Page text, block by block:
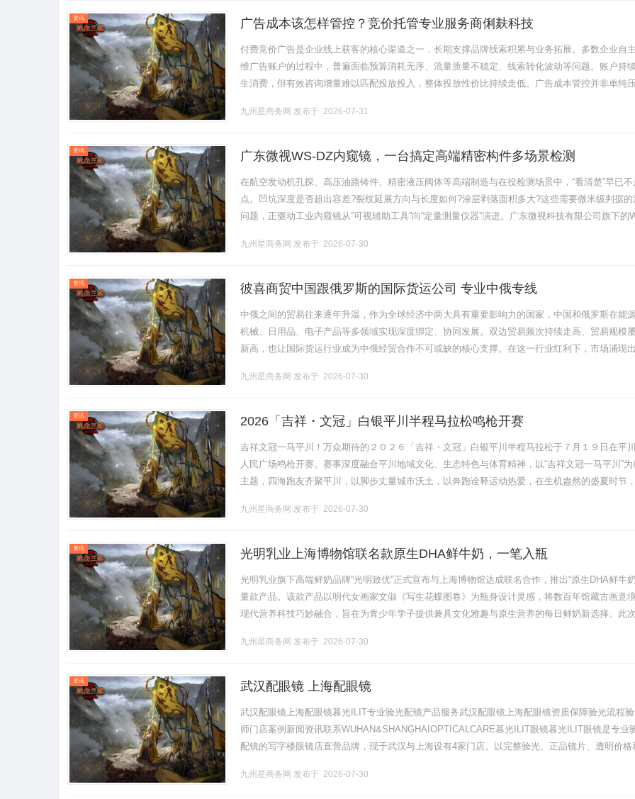
资讯 广告成本该怎样管控？竞价托管专业服务商俐麸科技
付费竞价广告是企业线上获客的核心渠道之一，长期支撑品牌线索积累与业务拓展。多数企业自
维广告账户的过程中，普遍面临预算消耗无序、流量质量不稳定、线索转化波动等问题。账户持
生消费，但有效咨询增量难以匹配投放投入，整体投放性价比持续走低。广告成本管控并非单纯
依托标准.........
九州星商务网 发布于 2026-07-31
资讯 广东微视WS-DZ内窥镜，一台搞定高端精密构件多场景检测
在航空发动机孔探、高压油路铸件、精密液压阀体等高端制造与在役检测场景中，“看清楚”早已不
点。凹坑深度是否超出容差?裂纹延展方向与长度如何?涂层剥落面积多大?这些需要微米级判据的
问题，正驱动工业内窥镜从“可视辅助工具”向“定量测量仪器”演进。广东微视科技有限公司旗下的
九州星商务网 发布于 2026-07-30
资讯 彼喜商贸中国跟俄罗斯的国际货运公司 专业中俄专线
中俄之间的贸易往来逐年升温，作为全球经济中两大具有重要影响力的国家，中国和俄罗斯在能源
机械、日用品、电子产品等多领域实现深度绑定、协同发展。双边贸易频次持续走高、贸易规模
新高，也让国际货运行业成为中俄经贸合作不可或缺的核心支撑。在这一行业红利下，市场涌现
九州星商务网 发布于 2026-07-30
资讯 2026「吉祥・文冠」白银平川半程马拉松鸣枪开赛
吉祥文冠一马平川！万众期待的２０２６「吉祥・文冠」白银平川半程马拉松于７月１９日在平
人民广场鸣枪开赛。赛事深度融合平川地域文化、生态特色与体育精神，以“吉祥文冠一马平川”
主题，四海跑友齐聚平川，以脚步丈量城市沃土，以奔跑诠释运动热爱，在生机盎然的盛夏时节
民政.........
九州星商务网 发布于 2026-07-30
资讯 光明乳业上海博物馆联名款原生DHA鲜牛奶，一笔入瓶
光明乳业旗下高端鲜奶品牌“光明致优”正式宣布与上海博物馆达成联名合作，推出“原生DHA鲜牛
量款产品。该款产品以明代女画家文俶《写生花蝶图卷》为瓶身设计灵感，将数百年馆藏古画意
现代营养科技巧妙融合，旨在为青少年学子提供兼具文化雅趣与原生营养的每日鲜奶新选择。此
行.........
九州星商务网 发布于 2026-07-30
资讯 武汉配眼镜 上海配眼镜
武汉配眼镜上海配眼镜暮光ILIT专业验光配镜产品服务武汉配眼镜上海配眼镜资质保障验光流程
师门店案例新闻资讯联系WUHAN&SHANGHAIOPTICALCARE暮光ILIT眼镜暮光ILIT眼镜是专业
配镜的写字楼眼镜店直营品牌，现于武汉与上海设有4家门店。以完整验光、正品镜片、透明价格
九州星商务网 发布于 2026-07-30